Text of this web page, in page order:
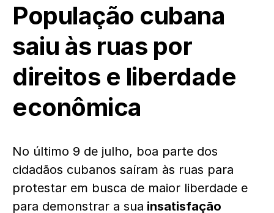
População cubana
saiu às ruas por
direitos e liberdade
econômica
No último 9 de julho, boa parte dos
cidadãos cubanos saíram às ruas para
protestar em busca de maior liberdade e
para demonstrar a sua insatisfação